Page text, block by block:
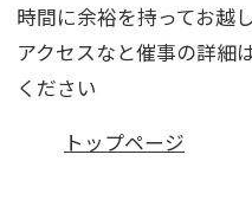
時間に余裕を持ってお越
アクセスなと催事の詳細
ください
トップページ